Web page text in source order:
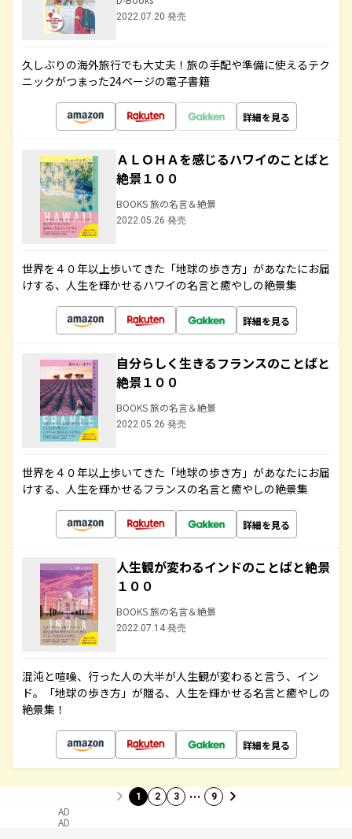
2022.07.20 発売
久しぶりの海外旅行でも大丈夫！旅の手配や準備に使えるテク
ニックがつまった24ページの電子書籍
詳細を見る
ＡＬＯＨＡを感じるハワイのことばと
絶景１００
BOOKS 旅の名言＆絶景
2022.05.26 発売
世界を４０年以上歩いてきた「地球の歩き方」があなたにお届
けする、人生を輝かせるハワイの名言と癒やしの絶景集
詳細を見る
自分らしく生きるフランスのことばと
絶景１００
BOOKS 旅の名言＆絶景
2022.05.26 発売
世界を４０年以上歩いてきた「地球の歩き方」があなたにお届
けする、人生を輝かせるフランスの名言と癒やしの絶景集
詳細を見る
人生観が変わるインドのことばと絶景
１００
BOOKS 旅の名言＆絶景
2022.07.14 発売
混沌と喧噪、行った人の大半が人生観が変わると言う、イン
ド。「地球の歩き方」が贈る、人生を輝かせる名言と癒やしの
絶景集！
詳細を見る
1 2 3 … 9
AD
AD